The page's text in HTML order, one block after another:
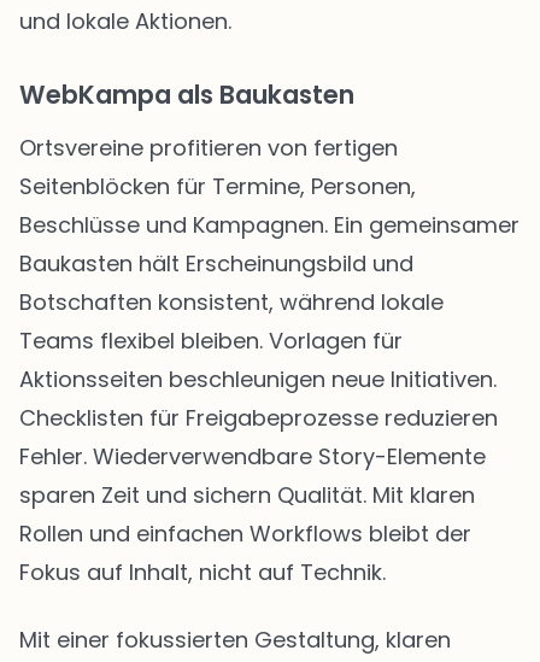
und lokale Aktionen.
WebKampa als Baukasten
Ortsvereine profitieren von fertigen
Seitenblöcken für Termine, Personen,
Beschlüsse und Kampagnen. Ein gemeinsamer
Baukasten hält Erscheinungsbild und
Botschaften konsistent, während lokale
Teams flexibel bleiben. Vorlagen für
Aktionsseiten beschleunigen neue Initiativen.
Checklisten für Freigabeprozesse reduzieren
Fehler. Wiederverwendbare Story-Elemente
sparen Zeit und sichern Qualität. Mit klaren
Rollen und einfachen Workflows bleibt der
Fokus auf Inhalt, nicht auf Technik.
Mit einer fokussierten Gestaltung, klaren